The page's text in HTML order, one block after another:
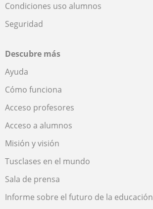
Condiciones uso alumnos
Seguridad
Descubre más
Ayuda
Cómo funciona
Acceso profesores
Acceso a alumnos
Misión y visión
Tusclases en el mundo
Sala de prensa
Informe sobre el futuro de la educación